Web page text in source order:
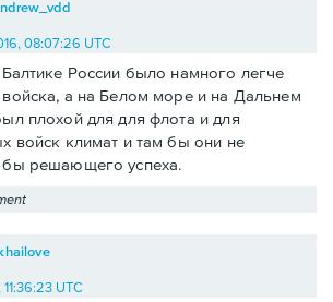
08:07:26 UTC
России было намного легче
а на Белом море и на Дальнем
плохой для для флота и для
войск климат и там бы они не
бы решающего успеха.
UTC